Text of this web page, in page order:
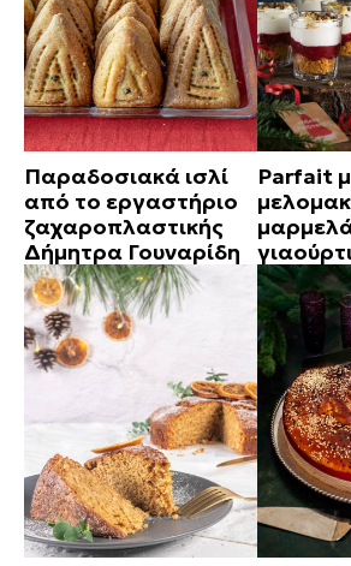
Παραδοσιακά ισλί
από το εργαστήριο
ζαχαροπλαστικής
Δήμητρα Γουναρίδη
Parfait